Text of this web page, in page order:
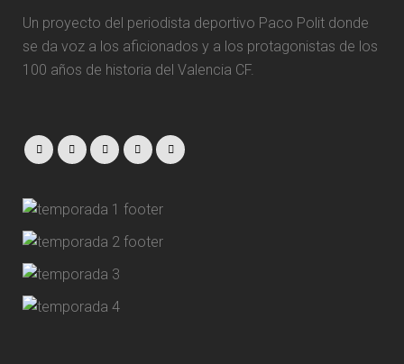
Un proyecto del periodista deportivo Paco Polit donde
se da voz a los aficionados y a los protagonistas de los
100 años de historia del Valencia CF.